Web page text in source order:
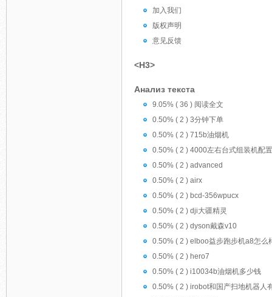
加入我们
版权声明
意见反馈
<H3>
Анализ текста
9.05% ( 36 ) 阅读全文
0.50% ( 2 ) 3分钟下单
0.50% ( 2 ) 715b油烟机
0.50% ( 2 ) 4000左右台式组装机配
0.50% ( 2 ) advanced
0.50% ( 2 ) airx
0.50% ( 2 ) bcd-356wpucx
0.50% ( 2 ) dji大疆精灵
0.50% ( 2 ) dyson戴森v10
0.50% ( 2 ) elboo益步跑步机a8怎么
0.50% ( 2 ) hero7
0.50% ( 2 ) i10034b油烟机多少钱
0.50% ( 2 ) irobot和国产扫地机器人